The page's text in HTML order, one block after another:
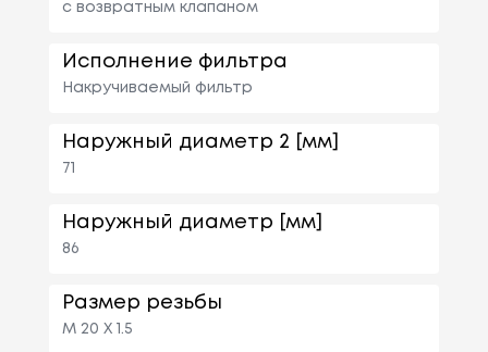
с возвратным клапаном
Исполнение фильтра
Накручиваемый фильтр
Наружный диаметр 2 [мм]
71
Наружный диаметр [мм]
86
Размер резьбы
M 20 X 1.5